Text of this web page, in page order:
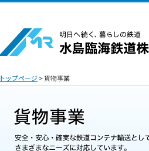
トップページ> 貨物事業